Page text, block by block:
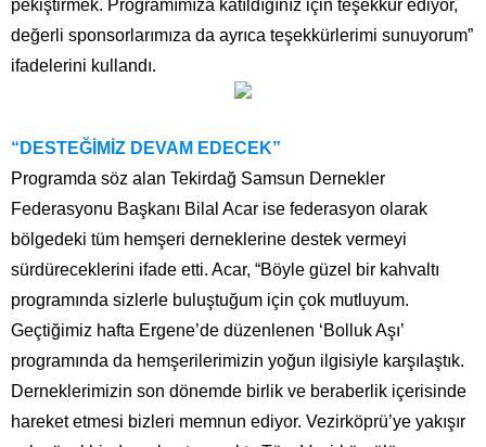
pekiştirmek. Programımıza katıldığınız için teşekkür ediyor,
değerli sponsorlarımıza da ayrıca teşekkürlerimi sunuyorum”
ifadelerini kullandı.
“DESTEĞİMİZ DEVAM EDECEK”
Programda söz alan Tekirdağ Samsun Dernekler
Federasyonu Başkanı Bilal Acar ise federasyon olarak
bölgedeki tüm hemşeri derneklerine destek vermeyi
sürdüreceklerini ifade etti. Acar, “Böyle güzel bir kahvaltı
programında sizlerle buluştuğum için çok mutluyum.
Geçtiğimiz hafta Ergene’de düzenlenen ‘Bolluk Aşı’
programında da hemşerilerimizin yoğun ilgisiyle karşılaştık.
Derneklerimizin son dönemde birlik ve beraberlik içerisinde
hareket etmesi bizleri memnun ediyor. Vezirköprü’ye yakışır